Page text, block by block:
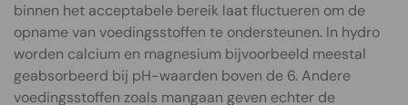
binnen het acceptabele bereik laat fluctueren om de
opname van voedingsstoffen te ondersteunen. In hydro
worden calcium en magnesium bijvoorbeeld meestal
geabsorbeerd bij pH-waarden boven de 6. Andere
voedingsstoffen zoals mangaan geven echter de